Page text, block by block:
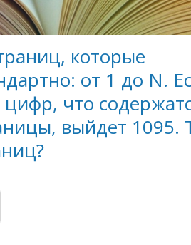
которые
от 1 до N.
что
выйдет 1095.